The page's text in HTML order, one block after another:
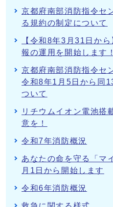
京都府南部消防指令セ
る規約の制定について
【令和8年3月31日か
報の運用を開始します！
京都府南部消防指令セ
令和8年1月5日から同
ついて
リチウムイオン電池搭
意を！
令和7年消防概況
あなたの命を守る「
月1日から開始します
令和6年消防概況